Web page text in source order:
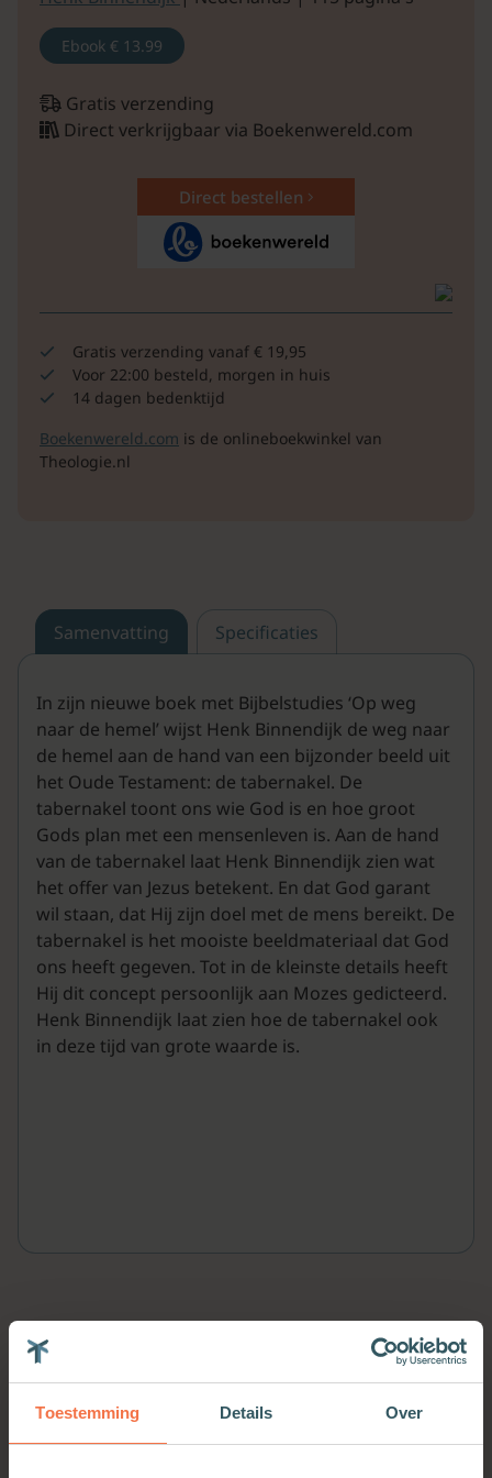
Toestemming Details Over
Ebook € 13.99
Gratis verzending
Direct verkrijgbaar via Boekenwereld.com
Direct bestellen
Gratis verzending vanaf € 19,95
Voor 22:00 besteld, morgen in huis
14 dagen bedenktijd
Boekenwereld.com is de onlineboekwinkel van
Theologie.nl
Samenvatting Specificaties
In zijn nieuwe boek met Bijbelstudies ‘Op weg
naar de hemel’ wijst Henk Binnendijk de weg naar
de hemel aan de hand van een bijzonder beeld uit
het Oude Testament: de tabernakel. De
tabernakel toont ons wie God is en hoe groot
Gods plan met een mensenleven is. Aan de hand
van de tabernakel laat Henk Binnendijk zien wat
het offer van Jezus betekent. En dat God garant
wil staan, dat Hij zijn doel met de mens bereikt. De
tabernakel is het mooiste beeldmateriaal dat God
ons heeft gegeven. Tot in de kleinste details heeft
Hij dit concept persoonlijk aan Mozes gedicteerd.
Henk Binnendijk laat zien hoe de tabernakel ook
in deze tijd van grote waarde is.
Meer van deze auteur